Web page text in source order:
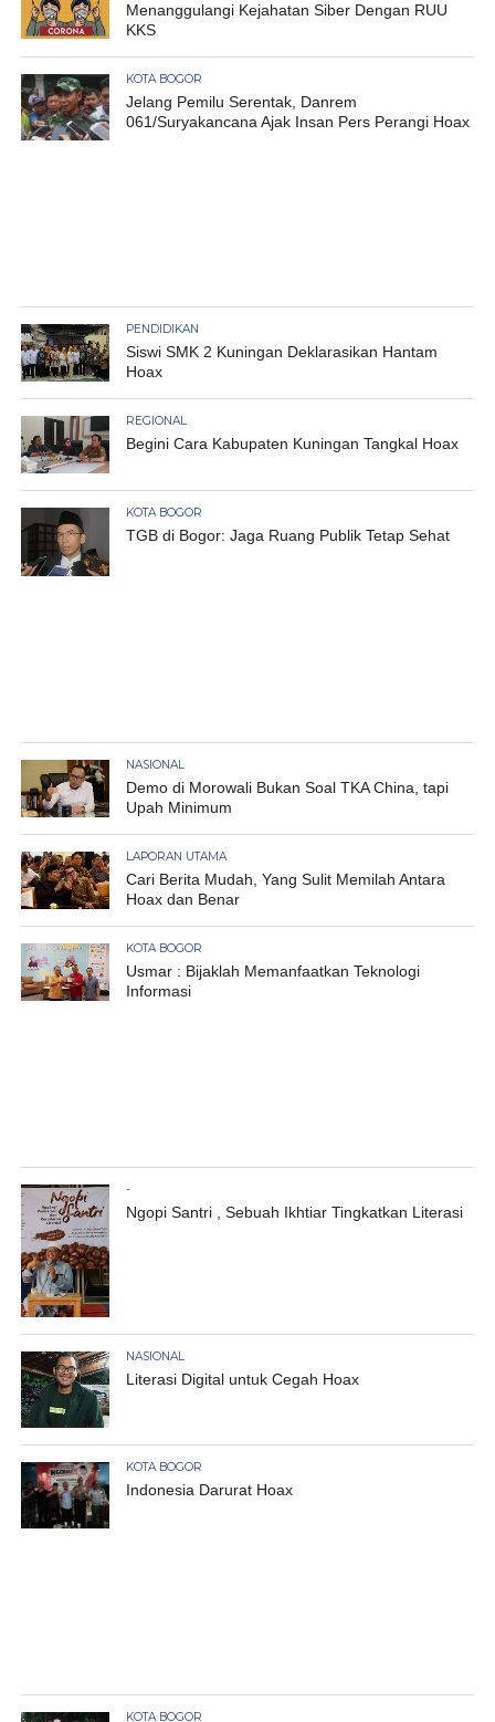
Menanggulangi Kejahatan Siber Dengan RUU
KKS
KOTA BOGOR
Jelang Pemilu Serentak, Danrem
061/Suryakancana Ajak Insan Pers Perangi Hoax
PENDIDIKAN
Siswi SMK 2 Kuningan Deklarasikan Hantam
Hoax
REGIONAL
Begini Cara Kabupaten Kuningan Tangkal Hoax
KOTA BOGOR
TGB di Bogor: Jaga Ruang Publik Tetap Sehat
NASIONAL
Demo di Morowali Bukan Soal TKA China, tapi
Upah Minimum
LAPORAN UTAMA
Cari Berita Mudah, Yang Sulit Memilah Antara
Hoax dan Benar
KOTA BOGOR
Usmar : Bijaklah Memanfaatkan Teknologi
Informasi
-
Ngopi Santri , Sebuah Ikhtiar Tingkatkan Literasi
NASIONAL
Literasi Digital untuk Cegah Hoax
KOTA BOGOR
Indonesia Darurat Hoax
KOTA BOGOR